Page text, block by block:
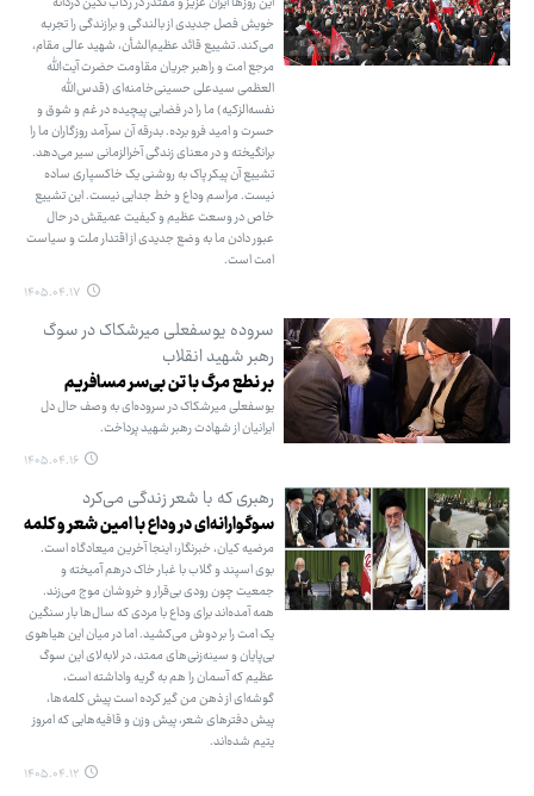
خویش فصل جدیدی از بالندگی و برازندگی را تجربه
می‌کند. تشییع قائد عظیم‌الشأن، شهید عالی مقام،
مرجع امت و راهبر جریان مقاومت حضرت آیت‌الله
العظمی سیدعلی حسینی‌خامنه‌ای (قدس‌الله
نفسه‌الزکیه) ما را در فضایی پیچیده در غم و شوق و
حسرت و امید فرو برده. بدرقه آن سرآمد روزگاران ما را
برانگیخته و در معنای زندگی آخرالزمانی سیر می‌دهد.
تشییع آن پیکر پاک به روشنی یک خاکسپاری ساده
نیست. مراسم وداع و خط جدایی نیست. این تشییع
خاص در وسعت عظیم و کیفیت عمیقش در حال
عبور دادن ما به وضع جدیدی از اقتدار ملت و سیاست
امت است.
۱۴۰۵.۰۴.۱۷
سروده یوسفعلی میرشکاک در سوگ
رهبر شهید انقلاب
بر نطع مرگ با تن بی‌سر مسافریم
یوسفعلی میرشکاک در سروده‌ای به وصف حال دل
ایرانیان از شهادت رهبر شهید پرداخت.
۱۴۰۵.۰۴.۱۶
رهبری که با شعر زندگی می‌کرد
سوگوارانه‌ای در وداع با امین شعر و کلمه
مرضیه کیان، خبرنگار: اینجا آخرین میعادگاه است.
بوی اسپند و گلاب با غبار خاک درهم آمیخته و
جمعیت چون رودی بی‌قرار و خروشان موج می‌زند.
همه آمده‌اند برای وداع با مردی که سال‌ها بار سنگین
یک امت را بر دوش می‌کشید. اما در میان این هیاهوی
بی‌پایان و سینه‌زنی‌های ممتد، در لابه‌لای این سوگ
عظیم که آسمان را هم به گریه واداشته است،
گوشه‌ای از ذهن من گیر کرده است پیش کلمه‌ها،
پیش دفترهای شعر، پیش وزن و قافیه‌هایی که امروز
یتیم شده‌اند.
۱۴۰۵.۰۴.۱۲